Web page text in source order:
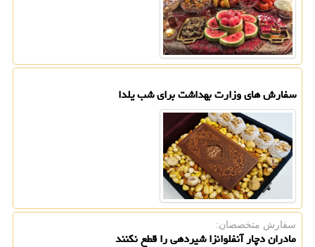
سفارش های وزارت بهداشت برای شب یلدا
سفارش متخصصان:
مادران دچار آنفلوانزا شیردهی را قطع نکنند